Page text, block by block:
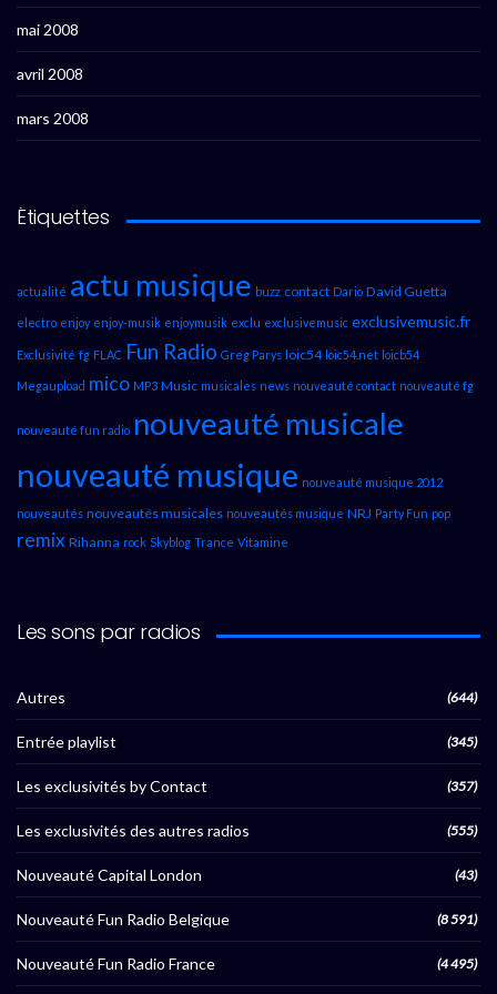
mai 2008
avril 2008
mars 2008
Étiquettes
actualité actu musique buzz contact Dario David Guetta
electro enjoy enjoy-musik enjoymusik exclu exclusivemusic exclusivemusic.fr
Exclusivité fg FLAC Fun Radio Greg Parys loic54 loic54.net loicb54
Megaupload mico MP3 Music musicales news nouveauté contact nouveauté fg
nouveauté fun radio nouveauté musicale
nouveauté musique nouveauté musique 2012
nouveautés nouveautés musicales nouveautés musique NRJ Party Fun pop
remix Rihanna rock Skyblog Trance Vitamine
Les sons par radios
Autres (644)
Entrée playlist (345)
Les exclusivités by Contact (357)
Les exclusivités des autres radios (555)
Nouveauté Capital London (43)
Nouveauté Fun Radio Belgique (8 591)
Nouveauté Fun Radio France (4 495)